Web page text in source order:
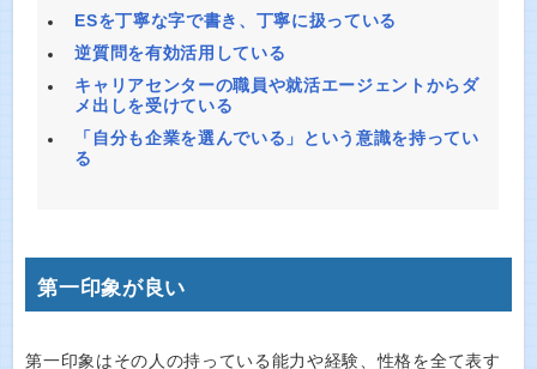
ESを丁寧な字で書き、丁寧に扱っている
逆質問を有効活用している
キャリアセンターの職員や就活エージェントからダ
メ出しを受けている
「自分も企業を選んでいる」という意識を持ってい
る
第一印象が良い
第一印象はその人の持っている能力や経験、性格を全て表す